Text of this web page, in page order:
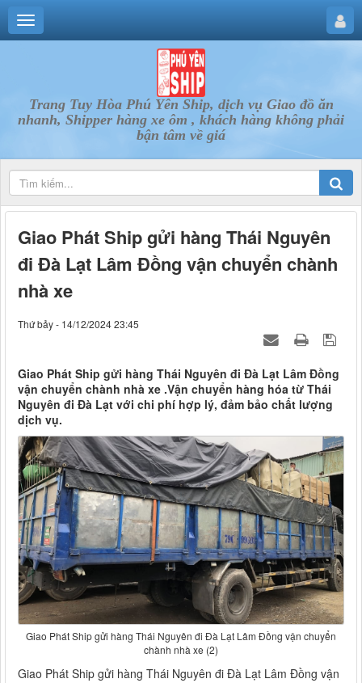
Trang Tuy Hòa Phú Yên Ship, dịch vụ Giao đồ ăn
nhanh, Shipper hàng xe ôm , khách hàng không phải
bận tâm về giá
Giao Phát Ship gửi hàng Thái Nguyên
đi Đà Lạt Lâm Đồng vận chuyển chành
nhà xe
Thứ bảy - 14/12/2024 23:45
Giao Phát Ship gửi hàng Thái Nguyên đi Đà Lạt Lâm Đồng
vận chuyển chành nhà xe .Vận chuyển hàng hóa từ Thái
Nguyên đi Đà Lạt với chi phí hợp lý, đảm bảo chất lượng
dịch vụ.
Giao Phát Ship gửi hàng Thái Nguyên đi Đà Lạt Lâm Đồng vận chuyển
chành nhà xe (2)
Giao Phát Ship gửi hàng Thái Nguyên đi Đà Lạt Lâm Đồng vận